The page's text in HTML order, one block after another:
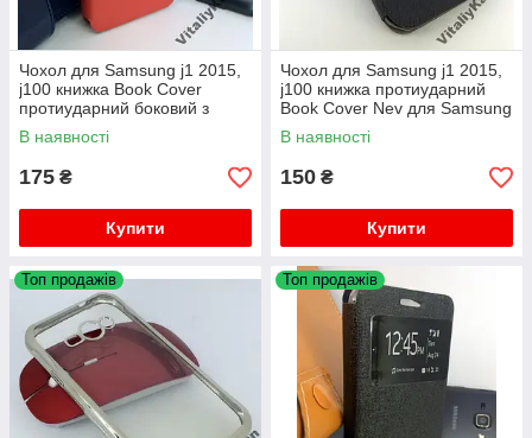
Чохол для Samsung j1 2015,
j100 книжка Book Cover
протиударний боковий з
підставкою
В наявності
175 ₴
Купити
Чохол для Samsung j1 2015,
j100 книжка протиударний
Book Cover Nev для Samsung
galaxy j1, моделі j110
В наявності
150 ₴
Купити
Топ продажів Топ продажів